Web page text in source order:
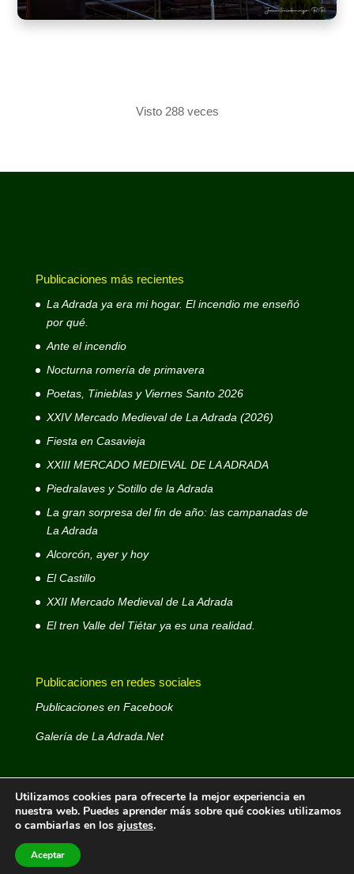
Visto 288 veces
Publicaciones más recientes
La Adrada ya era mi hogar. El incendio me enseñó
por qué.
Ante el incendio
Nocturna romería de primavera
Poetas, Tinieblas y Viernes Santo 2026
XXIV Mercado Medieval de La Adrada (2026)
Fiesta en Casavieja
XXIII MERCADO MEDIEVAL DE LA ADRADA
Piedralaves y Sotillo de la Adrada
La gran sorpresa del fin de año: las campanadas de
La Adrada
Alcorcón, ayer y hoy
El Castillo
XXII Mercado Medieval de La Adrada
El tren Valle del Tiétar ya es una realidad.
Publicaciones en redes sociales
Publicaciones en Facebook
Galería de La Adrada.Net
La Adrada.Net © 1999 - 2026- Web decana de La
Adrada - Autor: José Antonio D. Rodríguez Rodríguez -
Utilizamos cookies para ofrecerte la mejor experiencia en
nuestra web. Puedes aprender más sobre qué cookies utilizamos
o cambiarlas en los ajustes.
Aceptar